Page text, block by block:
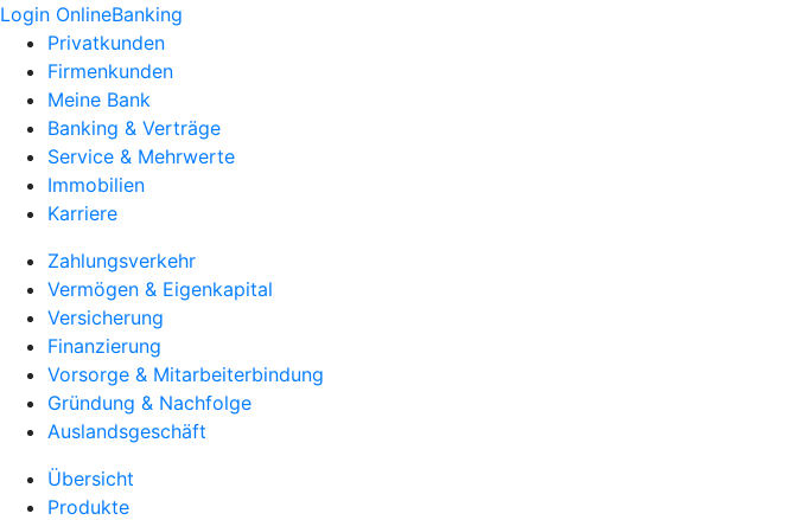
Login OnlineBanking
Privatkunden
Firmenkunden
Meine Bank
Banking & Verträge
Service & Mehrwerte
Immobilien
Karriere
Zahlungsverkehr
Vermögen & Eigenkapital
Versicherung
Finanzierung
Vorsorge & Mitarbeiterbindung
Gründung & Nachfolge
Auslandsgeschäft
Übersicht
Produkte